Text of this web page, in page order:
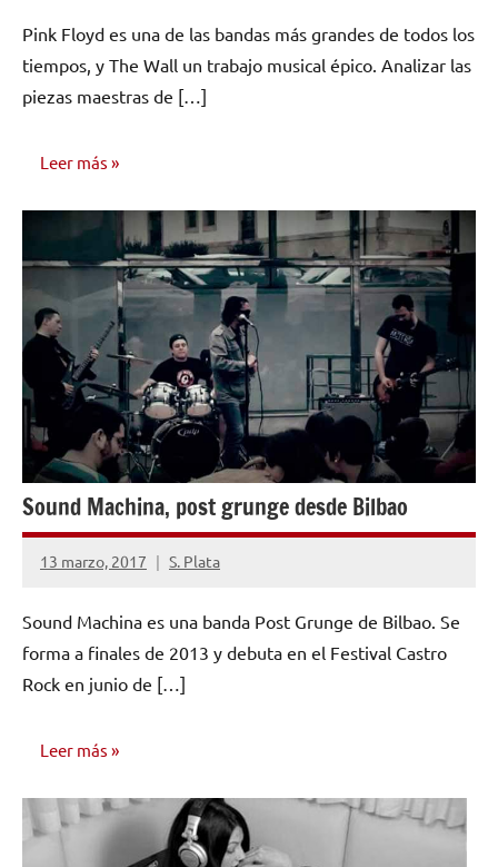
Pink Floyd es una de las bandas más grandes de todos los
tiempos, y The Wall un trabajo musical épico. Analizar las
piezas maestras de […]
Leer más
INVESTIGACIÓN
MUSICAL
Sound Machina, post grunge desde Bilbao
13 marzo, 2017 S. Plata
No
comentarios
Sound Machina es una banda Post Grunge de Bilbao. Se
forma a finales de 2013 y debuta en el Festival Castro
Rock en junio de […]
Leer más
NOTICIAS